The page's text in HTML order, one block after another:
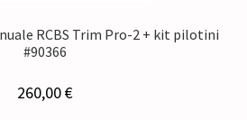
RCBS Trim Pro-2 + kit pilotini
#90366
260,00€